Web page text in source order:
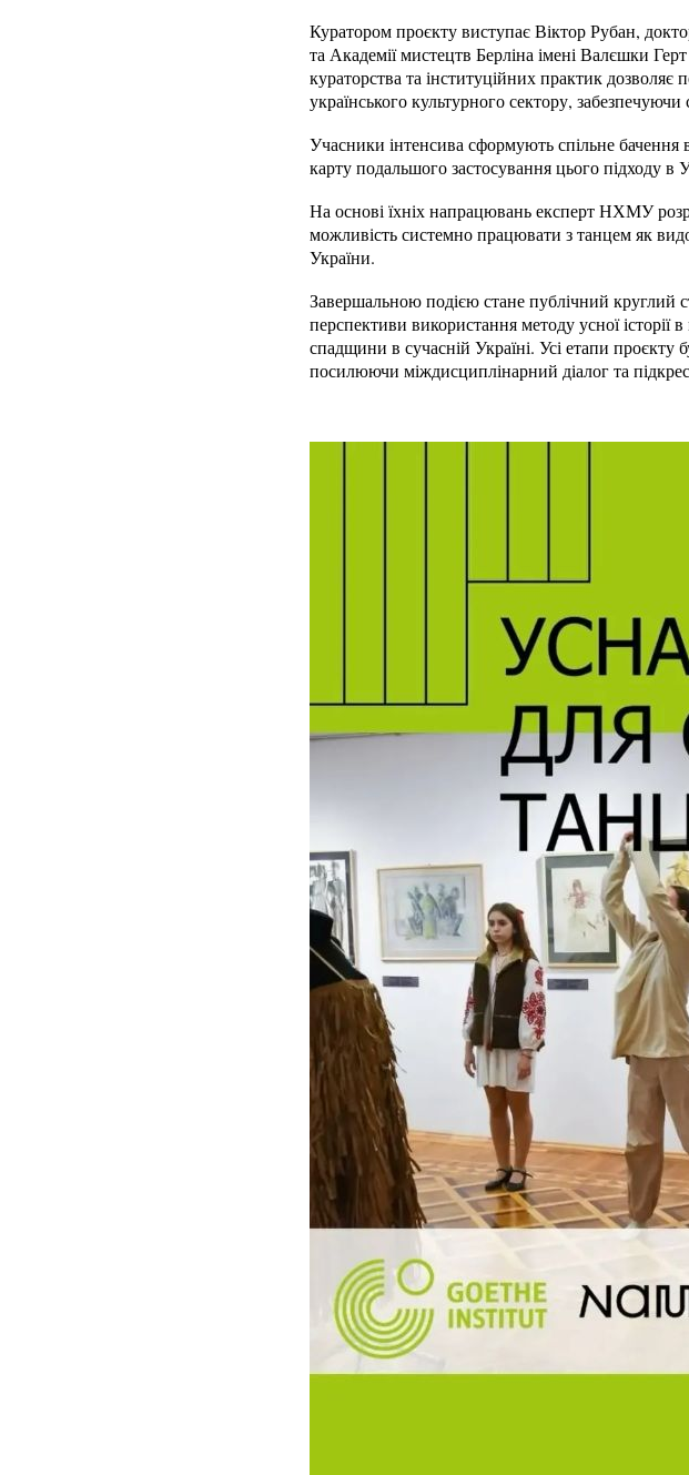
Куратором проєкту виступає Віктор Рубан,
та Академії мистецтв Берліна імені Валєшки
кураторства та інституційних практик
українського культурного сектору, забезпечуючи
Учасники інтенсива сформують спільне бачення
карту подальшого застосування цього підходу в
На основі їхніх напрацювань експерт НХМУ
можливість системно працювати з танцем як
України.
Завершальною подією стане публічний круглий
перспективи використання методу усної історії
спадщини в сучасній Україні. Усі етапи проєкту
посилюючи міждисциплінарний діалог та